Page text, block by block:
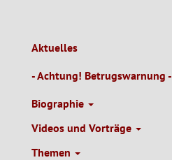
Main
Navigation
Aktuelles
- Achtung! Betrugswarnung -
Biographie
Videos und Vorträge
Themen